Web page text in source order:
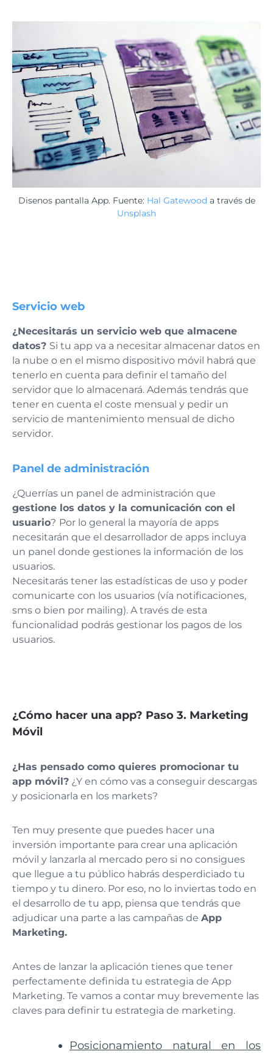
Disenos pantalla App. Fuente: Hal Gatewood a través de
Unsplash
Servicio web
¿Necesitarás un servicio web que almacene
datos? Si tu app va a necesitar almacenar datos en
la nube o en el mismo dispositivo móvil habrá que
tenerlo en cuenta para definir el tamaño del
servidor que lo almacenará. Además tendrás que
tener en cuenta el coste mensual y pedir un
servicio de mantenimiento mensual de dicho
servidor.
Panel de administración
¿Querrías un panel de administración que
gestione los datos y la comunicación con el
usuario? Por lo general la mayoría de apps
necesitarán que el desarrollador de apps incluya
un panel donde gestiones la información de los
usuarios.
Necesitarás tener las estadísticas de uso y poder
comunicarte con los usuarios (vía notificaciones,
sms o bien por mailing). A través de esta
funcionalidad podrás gestionar los pagos de los
usuarios.
¿Cómo hacer una app? Paso 3. Marketing
Móvil
¿Has pensado como quieres promocionar tu
app móvil? ¿Y en cómo vas a conseguir descargas
y posicionarla en los markets?
Ten muy presente que puedes hacer una
inversión importante para crear una aplicación
móvil y lanzarla al mercado pero si no consigues
que llegue a tu público habrás desperdiciado tu
tiempo y tu dinero. Por eso, no lo inviertas todo en
el desarrollo de tu app, piensa que tendrás que
adjudicar una parte a las campañas de App
Marketing.
Antes de lanzar la aplicación tienes que tener
perfectamente definida tu estrategia de App
Marketing. Te vamos a contar muy brevemente las
claves para definir tu estrategia de marketing.
Posicionamiento natural en los